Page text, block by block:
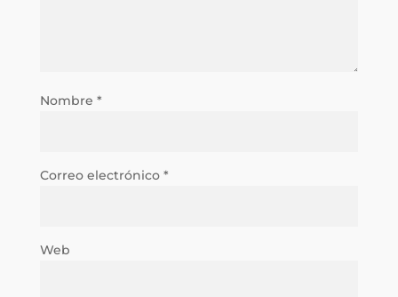
Nombre *
Correo electrónico *
Web